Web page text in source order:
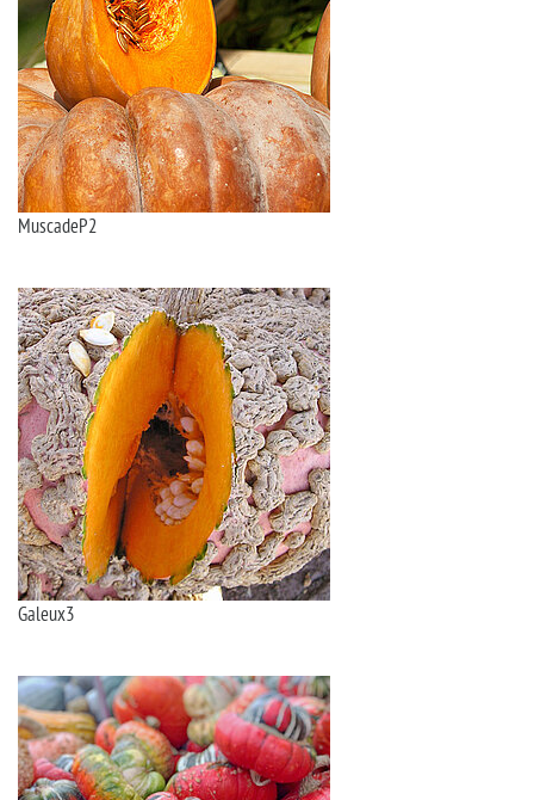
MuscadeP2
Galeux3